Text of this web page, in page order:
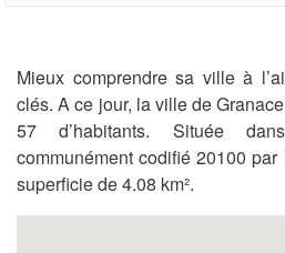
Mieux comprendre sa ville à
clés. A ce jour, la ville de
57 d’habitants. Située
communément codifié 20100
superficie de 4.08 km².